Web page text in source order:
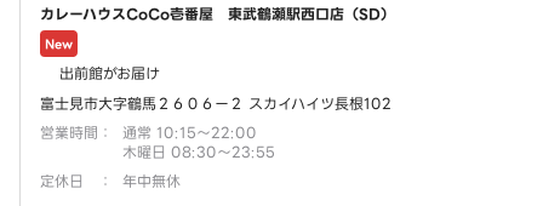
カレーハウスCoCo壱番屋 東武鶴瀬駅西口店（SD）
New
出前館がお届け
富士見市大字鶴馬２６０６ー２ スカイハイツ長根102
営業時間 ：
通常 10:15～22:00
木曜日 08:30～23:55
定休日
： 年中無休